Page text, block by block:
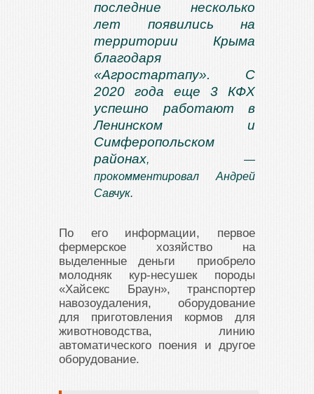
последние несколько
лет появились на
территории Крыма
благодаря
«Агростартапу». С
2020 года еще 3 КФХ
успешно работают в
Ленинском и
Симферопольском
районах, —
прокомментировал Андрей
Савчук.
По его информации, первое
фермерское хозяйство на
выделенные деньги приобрело
молодняк кур-несушек породы
«Хайсекс Браун», транспортер
навозоудаления, оборудование
для приготовления кормов для
животноводства, линию
автоматического поения и другое
оборудование.